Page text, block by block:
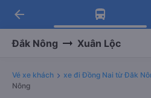
Tải app Vexere
Nhận ưu đãi thành
Tải app Vexere
-30k/ghế khi đặt vé
arrow_back
Đắk Nông Xuân Lộc
Vé xe khách xe đi Đồng Nai từ Đăk
Nông